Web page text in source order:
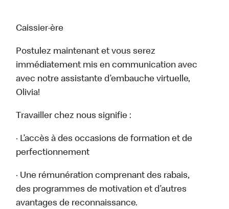
Caissier·ère
Postulez maintenant et vous serez
immédiatement mis en communication avec
avec notre assistante d’embauche virtuelle,
Olivia!
Travailler chez nous signifie :
· L’accès à des occasions de formation et de
perfectionnement
· Une rémunération comprenant des rabais,
des programmes de motivation et d’autres
avantages de reconnaissance.